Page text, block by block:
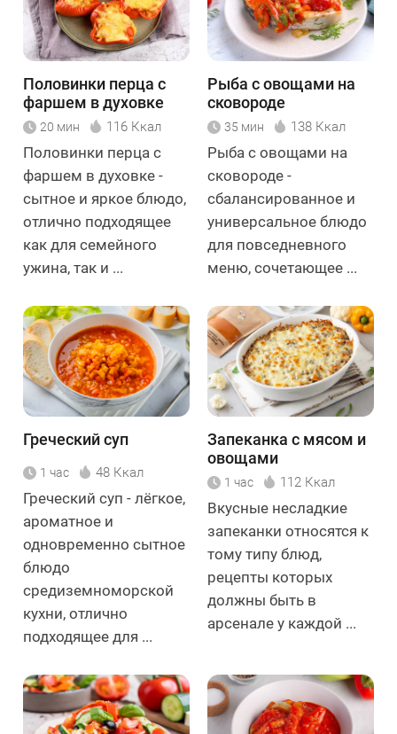
Половинки перца с
фаршем в духовке
20 мин 116 Ккал
Половинки перца с
фаршем в духовке -
сытное и яркое блюдо,
отлично подходящее
как для семейного
ужина, так и ...
Рыба с овощами на
сковороде
35 мин 138 Ккал
Рыба с овощами на
сковороде -
сбалансированное и
универсальное блюдо
для повседневного
меню, сочетающее ...
Греческий суп
1 час 48 Ккал
Греческий суп - лёгкое,
ароматное и
одновременно сытное
блюдо
средиземноморской
кухни, отлично
подходящее для ...
Запеканка с мясом и
овощами
1 час 112 Ккал
Вкусные несладкие
запеканки относятся к
тому типу блюд,
рецепты которых
должны быть в
арсенале у каждой ...